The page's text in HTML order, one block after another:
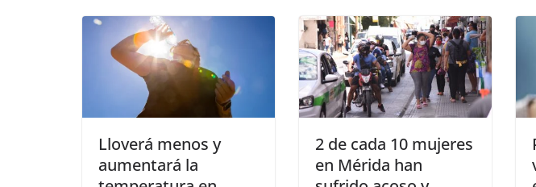
Lloverá menos y
aumentará la
2 de cada 10 mujeres
en Mérida han